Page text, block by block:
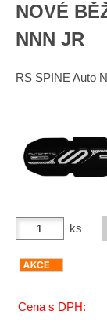
NOVÉ
NNN JR
RS SPINE Auto
ks
Cena s DPH: